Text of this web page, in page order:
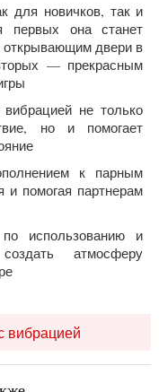
для новичков, так и
первых она станет
двери в
— прекрасным
не только
но и помогает
к парным
и помогая партнерам
использованию и
атмосферу
вибрацией